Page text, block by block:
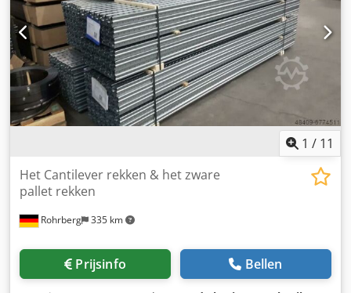
1 / 11
Rohrberg 335 km
Het Cantilever rekken & het zware
pallet rekken
Prijsinfo Bellen